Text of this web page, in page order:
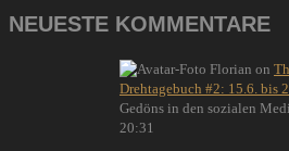
NEUESTE KOMMENTARE
Florian on
Drehtagebuch #2: 15.6. bis
Gedöns in den sozialen
20:31